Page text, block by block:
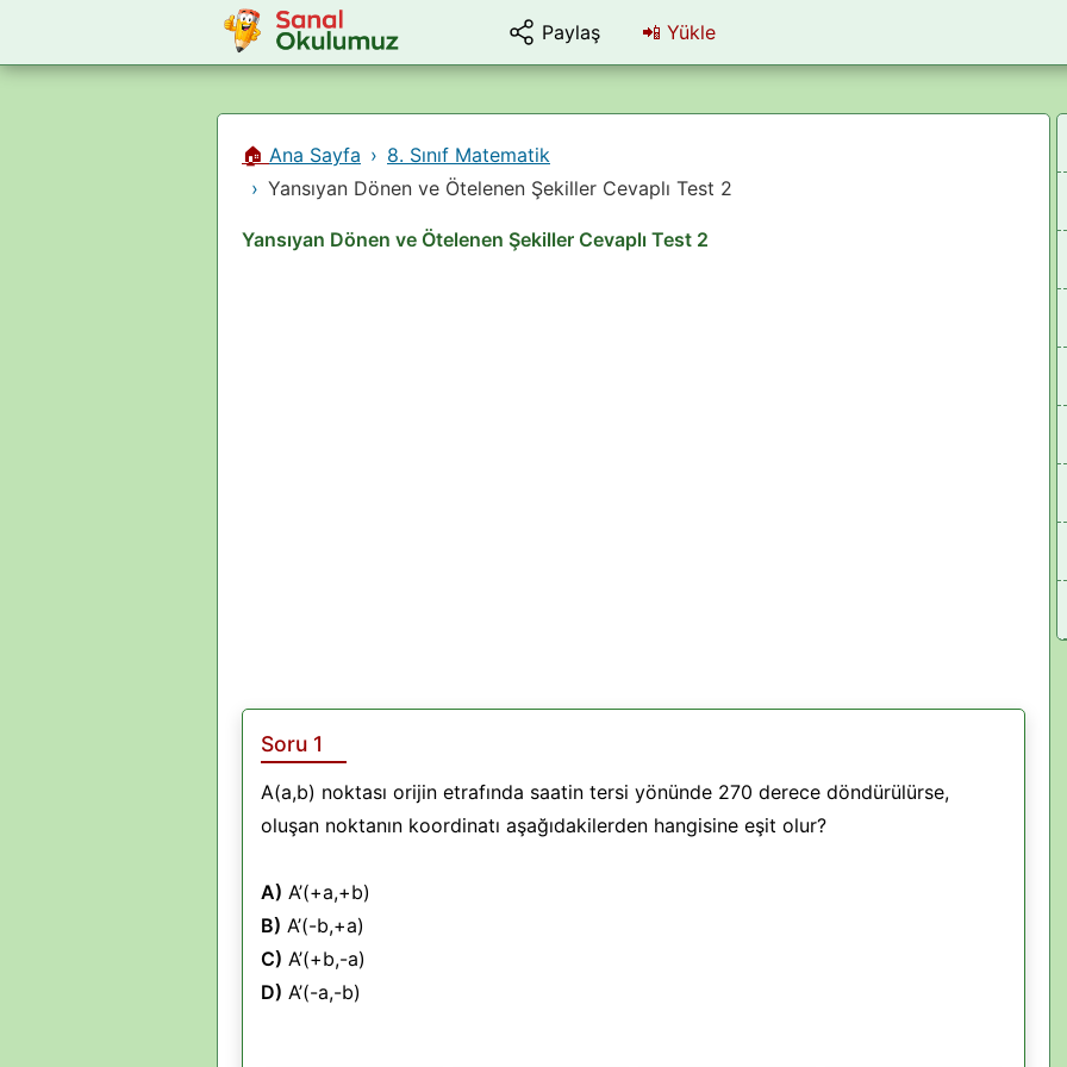
Paylaş 📲 Yükle
🏠 Ana Sayfa
8. Sınıf Matematik
Yansıyan Dönen ve Ötelenen Şekiller Cevaplı Test 2
Yansıyan Dönen ve Ötelenen Şekiller Cevaplı Test 2
Soru 1
A(a,b) noktası orijin etrafında saatin tersi yönünde 270 derece döndürülürse,
oluşan noktanın koordinatı aşağıdakilerden hangisine eşit olur?
A) A’(+a,+b)
B) A’(-b,+a)
C) A’(+b,-a)
D) A’(-a,-b)